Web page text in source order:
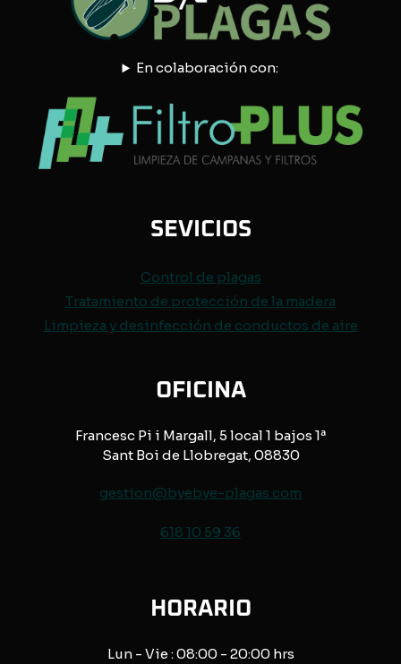
En colaboración con:
SEVICIOS
Control de plagas
Tratamiento de protección de la madera
Limpieza y desinfección de conductos de aire
OFICINA
Francesc Pi i Margall, 5 local 1 bajos 1ª
Sant Boi de Llobregat, 08830
gestion@byebye-plagas.com
618 10 59 36
HORARIO
Lun - Vie : 08:00 - 20:00 hrs